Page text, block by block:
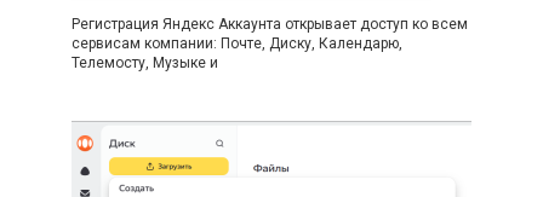
Регистрация Яндекс Аккаунта открывает доступ ко всем
сервисам компании: Почте, Диску, Календарю,
Телемосту, Музыке и